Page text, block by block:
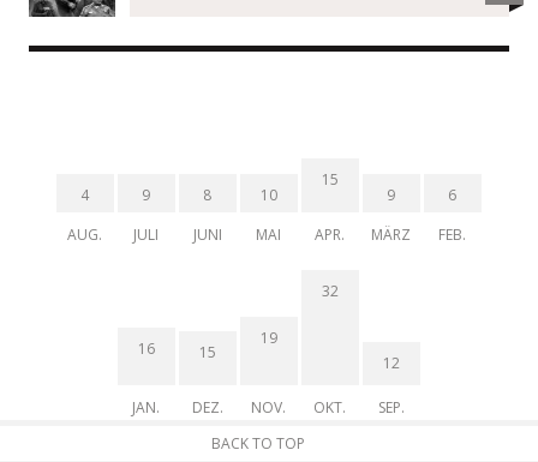
4
AUG.
9
JULI
8
JUNI
10
MAI
15
APR.
9
MÄRZ
6
FEB.
16
JAN.
15
DEZ.
19
NOV.
32
OKT.
12
SEP.
BACK TO TOP